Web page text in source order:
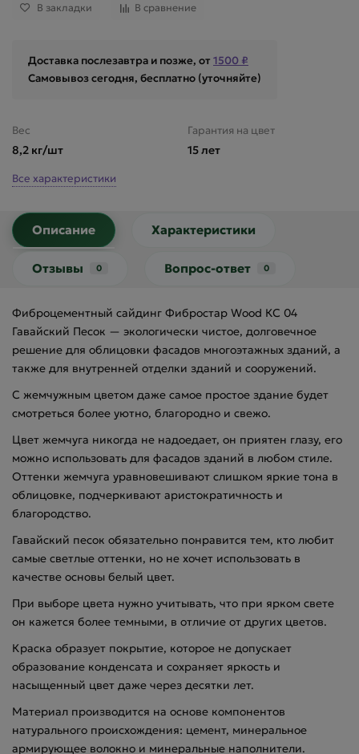
В закладки В сравнение
Доставка послезавтра и позже, от 1500 ₽
Самовывоз сегодня, бесплатно (уточняйте)
Вес
8,2 кг/шт
Гарантия на цвет
15 лет
Все характеристики
Описание Характеристики
Отзывы 0 Вопрос-ответ 0
Фиброцементный сайдинг Фибростар Wood КС 04
Гавайский Песок — экологически чистое, долговечное
решение для облицовки фасадов многоэтажных зданий, а
также для внутренней отделки зданий и сооружений.
С жемчужным цветом даже самое простое здание будет
смотреться более уютно, благородно и свежо.
Цвет жемчуга никогда не надоедает, он приятен глазу, его
можно использовать для фасадов зданий в любом стиле.
Оттенки жемчуга уравновешивают слишком яркие тона в
облицовке, подчеркивают аристократичность и
благородство.
Гавайский песок обязательно понравится тем, кто любит
самые светлые оттенки, но не хочет использовать в
качестве основы белый цвет.
При выборе цвета нужно учитывать, что при ярком свете
он кажется более темными, в отличие от других цветов.
Краска образует покрытие, которое не допускает
образование конденcата и сохраняет яркость и
насыщенный цвет даже через десятки лет.
Материал производится на основе компонентов
натурального происхождения: цемент, минеральное
армирующее волокно и минеральные наполнители.